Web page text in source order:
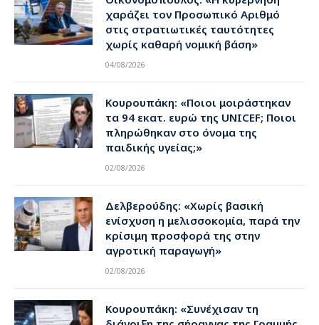
χαράζει τον Προσωπικό Αριθμό
στις στρατιωτικές ταυτότητες
χωρίς καθαρή νομική βάση»
04/08/2026
Κουρουπάκη: «Ποιοι μοιράστηκαν
τα 94 εκατ. ευρώ της UNICEF; Ποιοι
πληρώθηκαν στο όνομα της
παιδικής υγείας;»
02/08/2026
Δελβερούδης: «Χωρίς βασική
ενίσχυση η μελισσοκομία, παρά την
κρίσιμη προσφορά της στην
αγροτική παραγωγή»
02/08/2026
Κουρουπάκη: «Συνέχισαν τη